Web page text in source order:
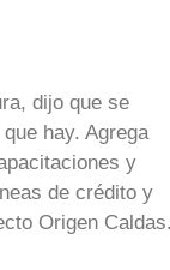
dijo que se
hay. Agrega
y
de crédito y
Origen